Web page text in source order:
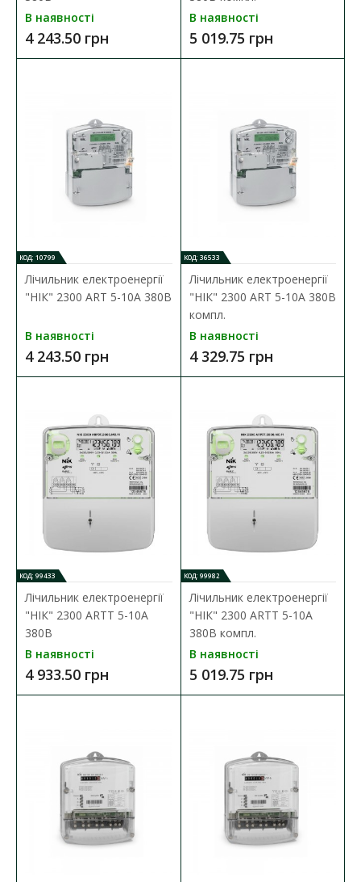
Коробка для лічильника призначена для зовнішньої
установки однофазних лічильників електричної е..
В порівняння
Лічильник електроенергії "НІК" 2100 AP2.0000 (5-
60А) 220В
В наявності
Однофазний лічильник - NIK 2100 АР2, призначений для
вимірювання активної енергії в однофазних двопр..
910.80 грн
В порівняння
В закладки
В наявності
4 243.50 грн
В наявності
5 019.75 грн
КОД: 10799
Лічильник електроенергії
"НІК" 2300 ART 5-10А 380В
В наявності
4 243.50 грн
КОД: 36533
Лічильник електроенергії
"НІК" 2300 ART 5-10А 380В
компл.
В наявності
4 329.75 грн
КОД: 99433
Лічильник електроенергії
"НІК" 2300 ARTT 5-10А
380В
В наявності
4 933.50 грн
КОД: 99982
Лічильник електроенергії
"НІК" 2300 ARTT 5-10А
380В компл.
В наявності
5 019.75 грн